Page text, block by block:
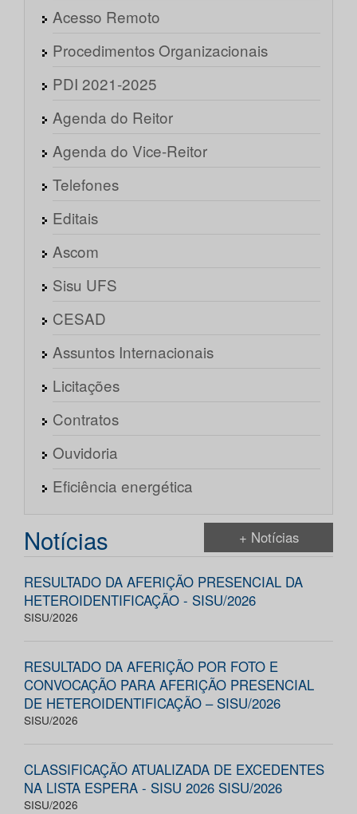
Acesso Remoto
Procedimentos Organizacionais
PDI 2021-2025
Agenda do Reitor
Agenda do Vice-Reitor
Telefones
Editais
Ascom
Sisu UFS
CESAD
Assuntos Internacionais
Licitações
Contratos
Ouvidoria
Eficiência energética
Notícias + Notícias
RESULTADO DA AFERIÇÃO PRESENCIAL DA
HETEROIDENTIFICAÇÃO - SISU/2026
SISU/2026
RESULTADO DA AFERIÇÃO POR FOTO E
CONVOCAÇÃO PARA AFERIÇÃO PRESENCIAL
DE HETEROIDENTIFICAÇÃO – SISU/2026
SISU/2026
CLASSIFICAÇÃO ATUALIZADA DE EXCEDENTES
NA LISTA ESPERA - SISU 2026 SISU/2026
SISU/2026